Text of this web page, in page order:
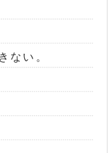
ない。